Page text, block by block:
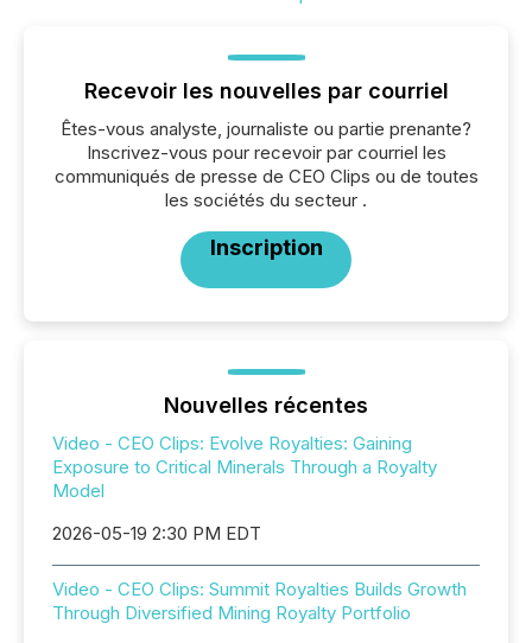
Recevoir les nouvelles par courriel
Êtes-vous analyste, journaliste ou partie prenante?
Inscrivez-vous pour recevoir par courriel les
communiqués de presse de CEO Clips ou de toutes
les sociétés du secteur .
Inscription
Nouvelles récentes
Video - CEO Clips: Evolve Royalties: Gaining
Exposure to Critical Minerals Through a Royalty
Model
2026-05-19 2:30 PM EDT
Video - CEO Clips: Summit Royalties Builds Growth
Through Diversified Mining Royalty Portfolio